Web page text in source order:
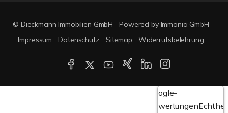
© Dieckmann Immobilien GmbH
Powered by Immonia GmbH
Impressum
Datenschutz Sitemap Widerrufsbelehrung
Google-
Bewertungen